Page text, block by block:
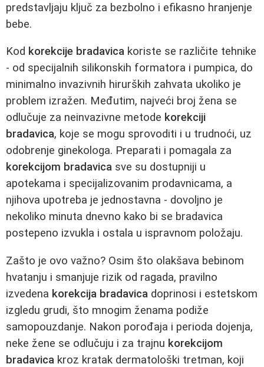
predstavljaju ključ za bezbolno i efikasno hranjenje
bebe.
Kod korekcije bradavica koriste se različite tehnike
- od specijalnih silikonskih formatora i pumpica, do
minimalno invazivnih hirurških zahvata ukoliko je
problem izražen. Međutim, najveći broj žena se
odlučuje za neinvazivne metode korekciji
bradavica, koje se mogu sprovoditi i u trudnoći, uz
odobrenje ginekologa. Preparati i pomagala za
korekcijom bradavica sve su dostupniji u
apotekama i specijalizovanim prodavnicama, a
njihova upotreba je jednostavna - dovoljno je
nekoliko minuta dnevno kako bi se bradavica
postepeno izvukla i ostala u ispravnom položaju.
Zašto je ovo važno? Osim što olakšava bebinom
hvatanju i smanjuje rizik od ragada, pravilno
izvedena korekcija bradavica doprinosi i estetskom
izgledu grudi, što mnogim ženama podiže
samopouzdanje. Nakon porođaja i perioda dojenja,
neke žene se odlučuju i za trajnu korekcijom
bradavica kroz kratak dermatološki tretman, koji